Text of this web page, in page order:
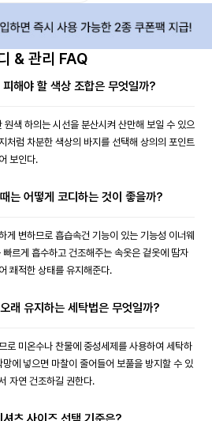
& 관리 FAQ
해야 할 색상 조합은 무엇일까?
원색 하의는 시선을 분산시켜 산만해 보일 수 있으
처럼 차분한 색상의 바지를 선택해 상의의 포인트
보인다.
는 어떻게 코디하는 것이 좋을까?
게 변하므로 흡습속건 기능이 있는 기능성 이너웨
르게 흡수하고 건조해주는 속옷은 겉옷에 땀자
쾌적한 상태를 유지해준다.
래 유지하는 세탁법은 무엇일까?
로 미온수나 찬물에 중성세제를 사용하여 세탁하
에 넣으면 마찰이 줄어들어 보풀을 방지할 수 있
자연 건조하길 권한다.